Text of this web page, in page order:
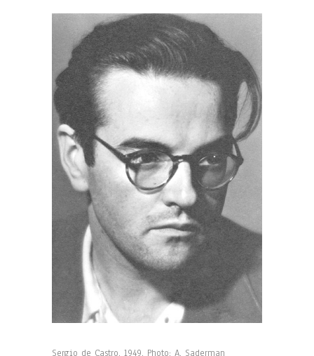
Sergio de Castro, 1949. Photo: A. Saderman